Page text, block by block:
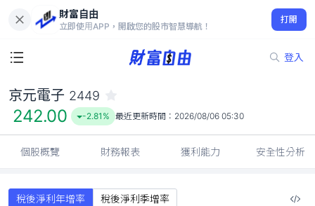
財富自由
立即使用APP，開啟您的股市智慧導航！
打開
登入
242.00
-2.81%
京元電子 2449
242.00 -2.81% 最近更新時間： 2026/08/06 05:30
個股概覽 財務報表 獲利能力 安全性分析
稅後淨利年增率 稅後淨利季增率